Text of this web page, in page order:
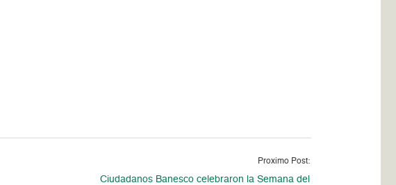
Proximo Post:
Ciudadanos Banesco celebraron la Semana del